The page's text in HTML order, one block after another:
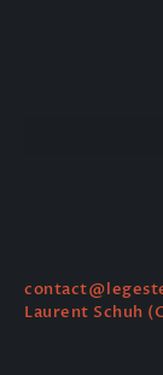
Laurent Schuh